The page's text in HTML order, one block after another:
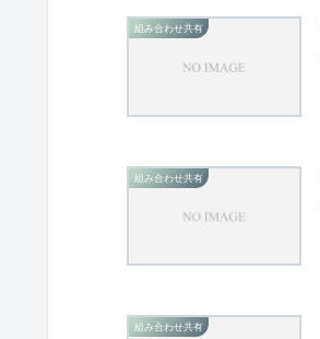
組み合わせ共有
組み合わせ共有
組み合わせ共有